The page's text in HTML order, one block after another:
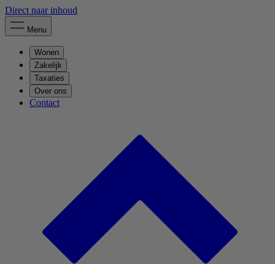
Direct naar inhoud
Menu
Wonen
Zakelijk
Taxaties
Over ons
Contact